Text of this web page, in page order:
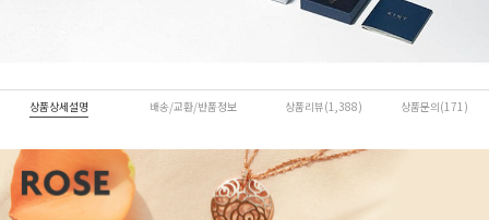
상품상세설명 배송/교환/반품정보 상품리뷰(1,388) 상품문의(171)